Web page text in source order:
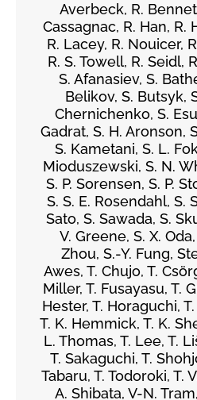
Averbeck, R.
Cassagnac, R. Han, R.
R. Lacey, R. Nouicer,
R. S. Towell, R. Seidl,
S. Afanasiev, S.
Belikov, S. Butsyk,
Chernichenko, S.
Gadrat, S. H. Aronson,
S. Kametani, S. L.
Mioduszewski, S. N.
S. P. Sorensen, S. P.
S. S. E. Rosendahl, S.
Sato, S. Sawada, S.
V. Greene, S. X.
Zhou, S.-Y. Fung,
Awes, T. Chujo, T.
Miller, T. Fusayasu, T.
Hester, T. Horaguchi,
T. K. Hemmick, T. K.
L. Thomas, T. Lee, T.
T. Sakaguchi, T.
Tabaru, T. Todoroki, T.
A. Shibata, V-N.